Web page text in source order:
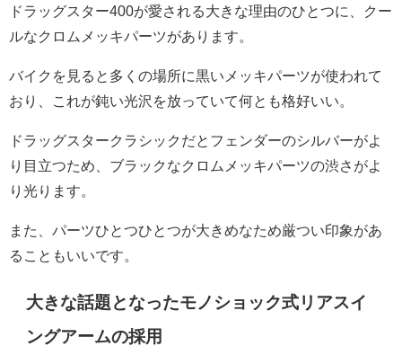
ドラッグスター400が愛される大きな理由のひとつに、クー
ルなクロムメッキパーツがあります。
バイクを見ると多くの場所に黒いメッキパーツが使われて
おり、これが鈍い光沢を放っていて何とも格好いい。
ドラッグスタークラシックだとフェンダーのシルバーがよ
り目立つため、ブラックなクロムメッキパーツの渋さがよ
り光ります。
また、パーツひとつひとつが大きめなため厳つい印象があ
ることもいいです。
大きな話題となったモノショック式リアスイ
ングアームの採用